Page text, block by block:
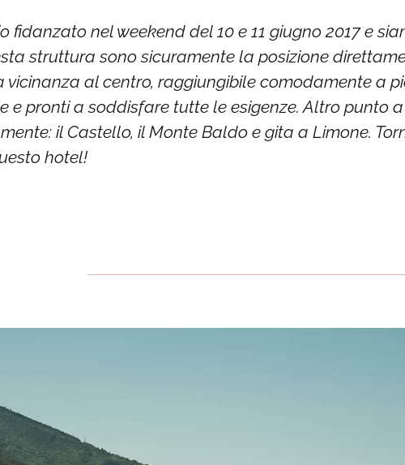
nel weekend del 10 e 11 giugno 2017 e
struttura sono sicuramente la posizione
al centro, raggiungibile comodamente a
e pronti a soddisfare tutte le esigenze. Altro punto
il Castello, il Monte Baldo e gita a Limone.
hotel!